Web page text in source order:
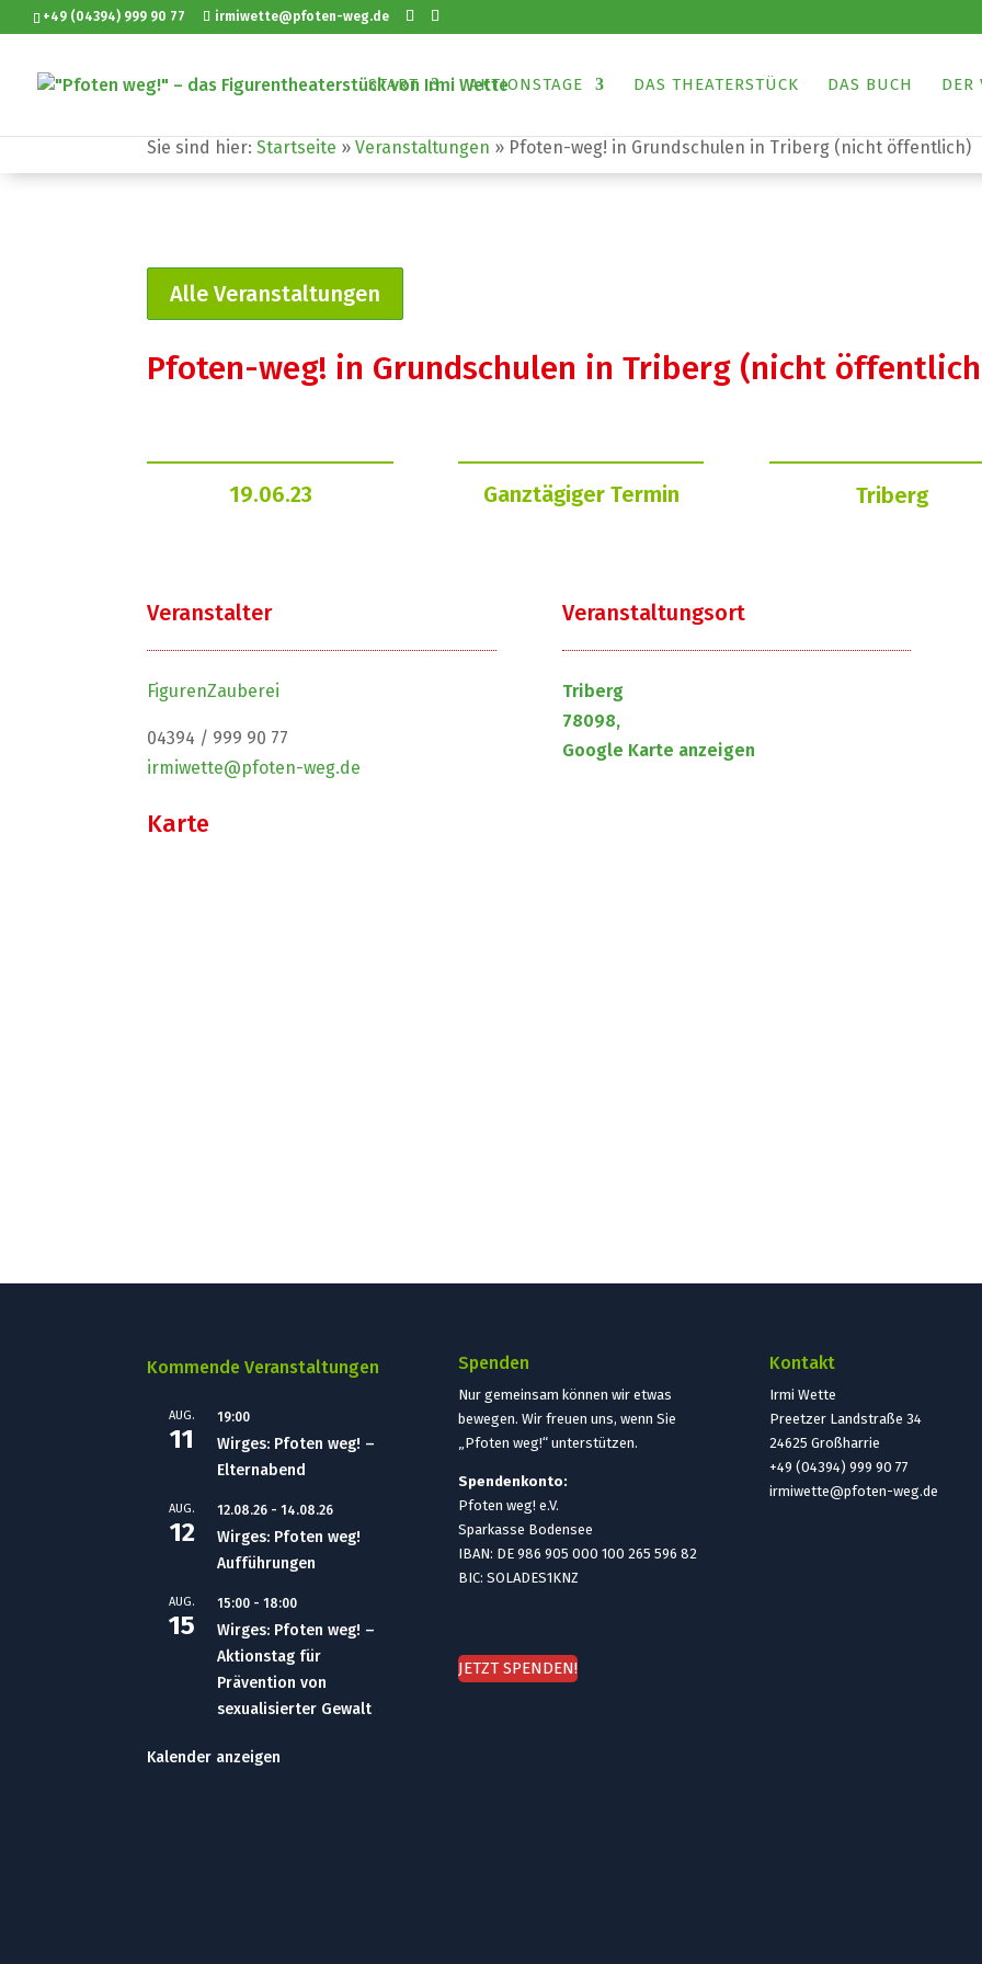
+49 (04394) 999 90 77 irmiwette@pfoten-weg.de
START AKTIONSTAGE DAS THEATERSTÜCK DAS BUCH DER
Sie sind hier:Startseite »Veranstaltungen » Pfoten-weg! in Grundschulen in Triberg (nicht öffentlich)
Alle Veranstaltungen
Pfoten-weg! in Grundschulen in Triberg (nicht
19.06.23 Ganztägiger Termin Triberg
Veranstalter
FigurenZauberei
04394 / 999 90 77
irmiwette@pfoten-weg.de
Veranstaltungsort
Triberg
78098,
Google Karte anzeigen
Karte
Kommende Veranstaltungen
AUG.
11
19:00
Wirges: Pfoten weg! –
Elternabend
AUG.
12
12.08.26 -14.08.26
Wirges: Pfoten weg!
Aufführungen
AUG.
15
15:00 -18:00
Wirges: Pfoten weg! –
Aktionstag für
Prävention von
sexualisierter Gewalt
Kalender anzeigen
Spenden
Nur gemeinsam können wir etwas
bewegen. Wir freuen uns, wenn Sie
„Pfoten weg!“ unterstützen.
Spendenkonto:
Pfoten weg! e.V.
Sparkasse Bodensee
IBAN: DE 986 905 000 100 265 596 82
BIC: SOLADES1KNZ
JETZT SPENDEN!
Kontakt
Irmi Wette
Preetzer Landstraße 34
24625 Großharrie
+49 (04394) 999 90 77
irmiwette@pfoten-weg.de